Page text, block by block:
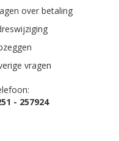
over betaling
vragen
- 257924